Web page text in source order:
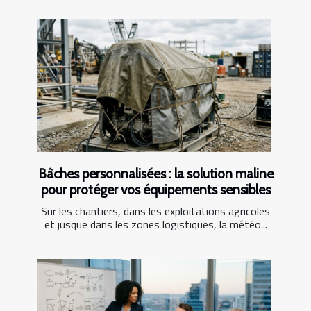
Bâches personnalisées : la solution maline
pour protéger vos équipements sensibles
Sur les chantiers, dans les exploitations agricoles
et jusque dans les zones logistiques, la météo...